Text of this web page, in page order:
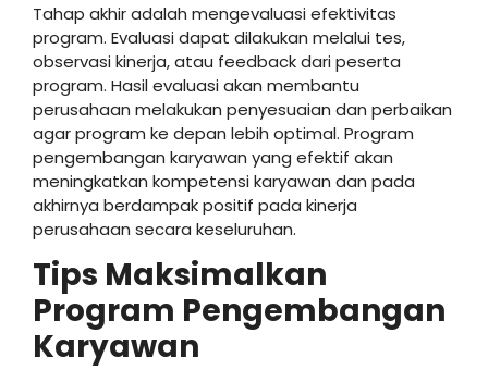
Tahap akhir adalah mengevaluasi efektivitas
program. Evaluasi dapat dilakukan melalui tes,
observasi kinerja, atau feedback dari peserta
program. Hasil evaluasi akan membantu
perusahaan melakukan penyesuaian dan perbaikan
agar program ke depan lebih optimal. Program
pengembangan karyawan yang efektif akan
meningkatkan kompetensi karyawan dan pada
akhirnya berdampak positif pada kinerja
perusahaan secara keseluruhan.
Tips Maksimalkan
Program Pengembangan
Karyawan